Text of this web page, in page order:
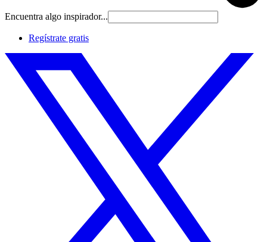
Encuentra algo inspirador...
Regístrate gratis